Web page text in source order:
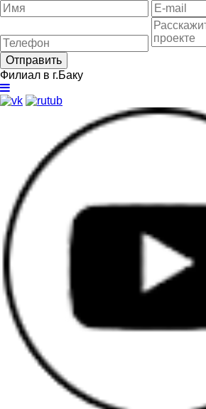
Отправить
Филиал в г.Баку